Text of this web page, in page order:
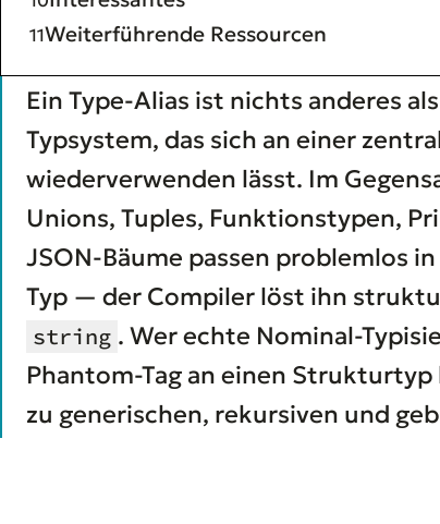
Weiterführende Ressourcen
Ein Type-Alias ist nichts anderes
Typsystem, das sich an einer
wiederverwenden lässt. Im
Unions, Tuples, Funktionstypen,
JSON-Bäume passen problemlos
Typ — der Compiler löst ihn
string . Wer echte Nominal-
Phantom-Tag an einen
zu generischen, rekursiven und